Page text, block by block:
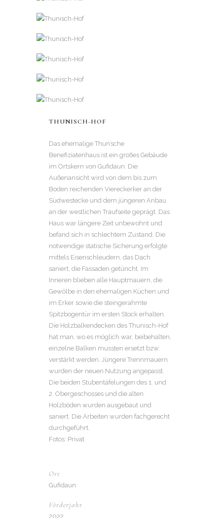
THUNISCH-HOF
Das ehemalige Thun’sche
Benefiziatenhaus ist ein großes Gebäude
im Ortskern von Gufidaun. Die
Außenansicht wird von dem bis zum
Boden reichenden Viereckerker an der
Südwestecke und dem jüngeren Anbau
an der westlichen Traufseite geprägt. Das
Haus war längere Zeit unbewohnt und
befand sich in schlechtem Zustand. Die
notwendige statische Sicherung erfolgte
mittels Eisenschleudern, das Dach
saniert, die Fassaden getüncht. Im
Inneren blieben alle Hauptmauern, die
Gewölbe in den ehemaligen Küchen und
im Erker sowie die steingerahmte
Spitzbogentür im ersten Stock erhalten.
Die Holzbalkendecken des Thunisch-Hof
hat man, wo es möglich war, beibehalten,
einzelne Balken mussten ersetzt bzw.
verstärkt werden. Jüngere Trennmauern
wurden der neuen Nutzung angepasst.
Die beiden Stubentäfelungen des 1. und
2. Obergeschosses und die alten
Holzböden wurden ausgebaut und
saniert. Die Arbeiten wurden fachgerecht
durchgeführt.
Fotos: Privat
Ort
Gufidaun
Förderjahr
2022